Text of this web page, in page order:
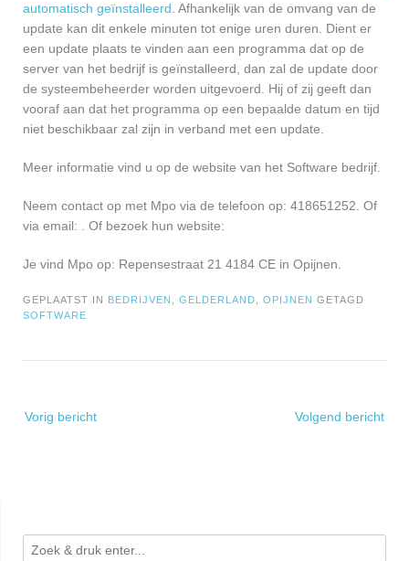
automatisch geïnstalleerd. Afhankelijk van de omvang van de
update kan dit enkele minuten tot enige uren duren. Dient er
een update plaats te vinden aan een programma dat op de
server van het bedrijf is geïnstalleerd, dan zal de update door
de systeembeheerder worden uitgevoerd. Hij of zij geeft dan
vooraf aan dat het programma op een bepaalde datum en tijd
niet beschikbaar zal zijn in verband met een update.
Meer informatie vind u op de website van het Software bedrijf.
Neem contact op met Mpo via de telefoon op: 418651252. Of
via email: . Of bezoek hun website:
Je vind Mpo op: Repensestraat 21 4184 CE in Opijnen.
GEPLAATST IN BEDRIJVEN , GELDERLAND, OPIJNEN GETAGD
SOFTWARE
navigatie
Vorig bericht Volgend bericht